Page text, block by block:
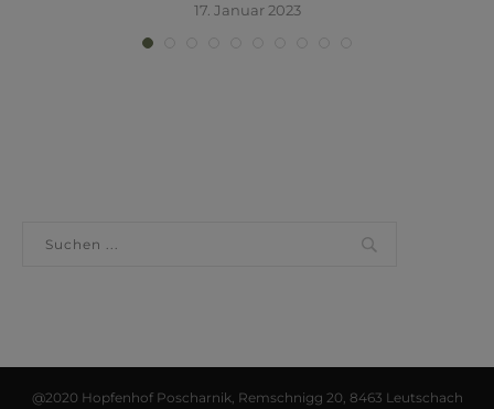
17. Januar 2023
@2020 Hopfenhof Poscharnik, Remschnigg 20, 8463 Leutschach